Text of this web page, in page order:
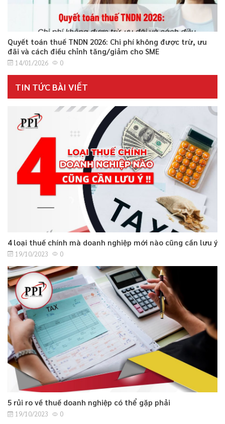
Quyết toán thuế TNDN 2026: Chi phí không được trừ, ưu
đãi và cách điều chỉnh tăng/giảm cho SME
14/01/2026 0
TIN TỨC BÀI VIẾT
4 loại thuế chính mà doanh nghiệp mới nào cũng cần lưu ý
19/10/2023 0
5 rủi ro về thuế doanh nghiệp có thể gặp phải
19/10/2023 0